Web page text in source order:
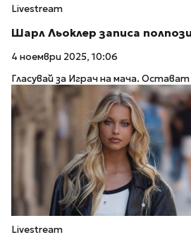
Livestream
Шарл Льоклер записа
4 ноември 2025, 10:06
Гласувай за Играч на мача.
Livestream